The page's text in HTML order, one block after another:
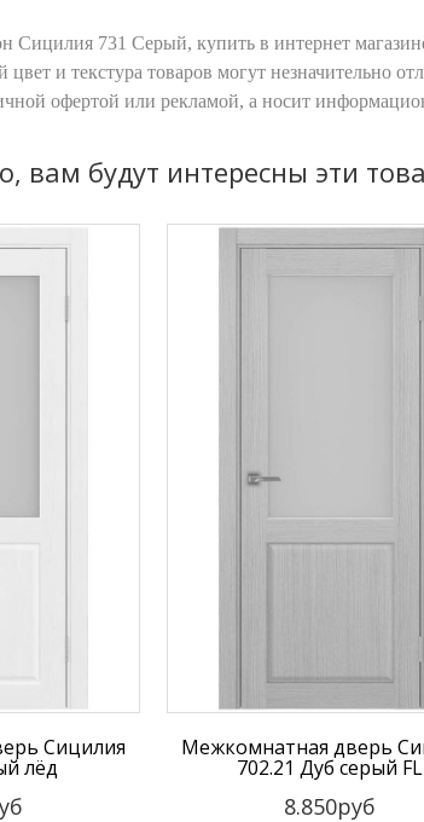
731 Серый, купить в интернет
и текстура товаров могут незначительно
офертой или рекламой, а носит
вам будут интересны эти
Сицилия
лёд
Межкомнатная дверь
702.21 Дуб серый FL
8.850руб